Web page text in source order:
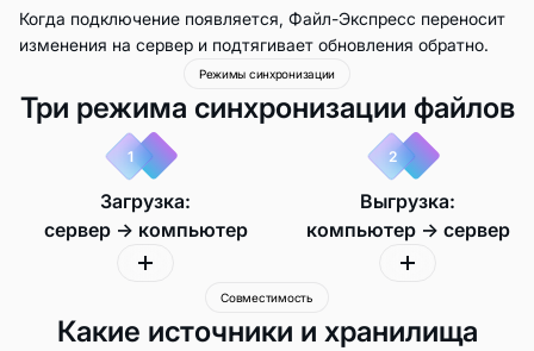
Когда подключение появляется, Файл-Экспресс переносит
изменения на сервер и подтягивает обновления обратно.
Режимы синхронизации
Три режима синхронизации файлов
1
Загрузка:
сервер → компьютер
2
Выгрузка:
компьютер → сервер
Совместимость
Какие источники и хранилища